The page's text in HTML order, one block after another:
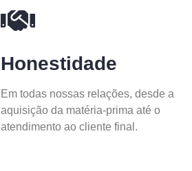
Honestidade
Em todas nossas relações, desde a
aquisição da matéria-prima até o
atendimento ao cliente final.